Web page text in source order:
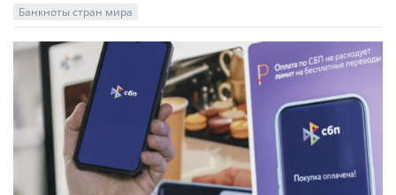
Банкноты стран мира